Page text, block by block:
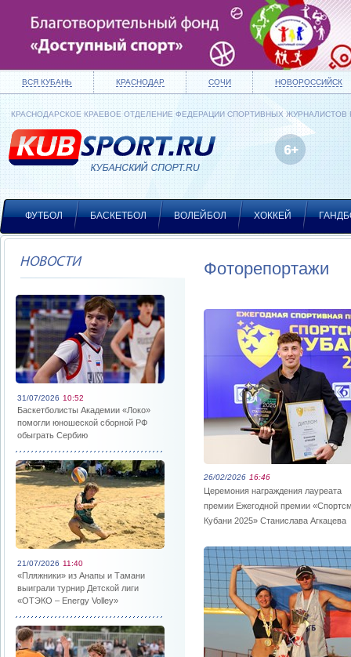
ВСЯ КУБАНЬ КРАСНОДАР СОЧИ НОВОРОССИЙСК
КРАСНОДАРСКОЕ КРАЕВОЕ ОТДЕЛЕНИЕ ФЕДЕРАЦИИ СПОРТИВНЫХ ЖУРНАЛИСТОВ
ФУТБОЛ БАСКЕТБОЛ ВОЛЕЙБОЛ ХОККЕЙ
НОВОСТИ
31/07/2026 10:52
Баскетболисты Академии «Локо»
помогли юношеской сборной РФ
обыграть Сербию
21/07/2026 11:40
«Пляжники» из Анапы и Тамани
выиграли турнир Детской лиги
«ОТЭКО – Energy Volley»
Фоторепортажи
26/02/2026 16:46
Церемония награждения лауреата
премии Ежегодной премии
Кубани 2025» Станислава Агкацева